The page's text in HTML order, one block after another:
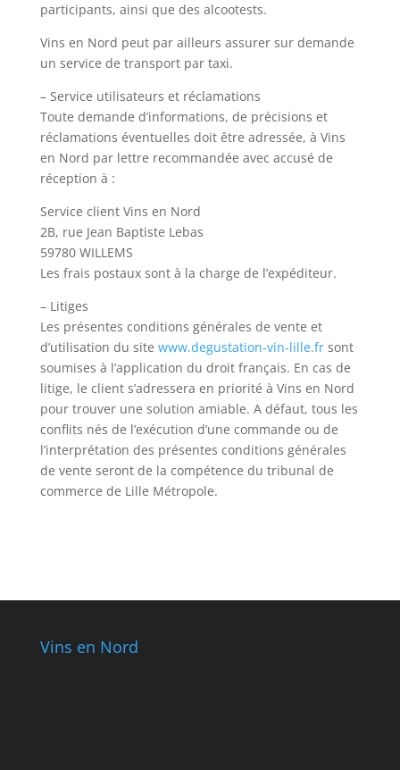
participants, ainsi que des alcootests.
Vins en Nord peut par ailleurs assurer sur demande
un service de transport par taxi.
– Service utilisateurs et réclamations
Toute demande d’informations, de précisions et
réclamations éventuelles doit être adressée, à Vins
en Nord par lettre recommandée avec accusé de
réception à :
Service client Vins en Nord
2B, rue Jean Baptiste Lebas
59780 WILLEMS
Les frais postaux sont à la charge de l’expéditeur.
– Litiges
Les présentes conditions générales de vente et
d’utilisation du site www.degustation-vin-lille.frsont
soumises à l’application du droit français. En cas de
litige, le client s’adressera en priorité à Vins en Nord
pour trouver une solution amiable. A défaut, tous les
conflits nés de l’exécution d’une commande ou de
l’interprétation des présentes conditions générales
de vente seront de la compétence du tribunal de
commerce de Lille Métropole.
Vins en Nord